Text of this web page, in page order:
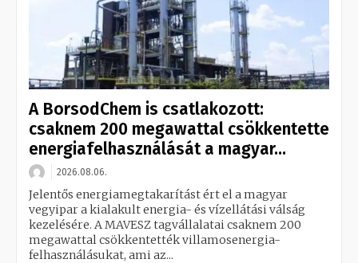
A BorsodChem is csatlakozott:
csaknem 200 megawattal csökkentette
energiafelhasználását a magyar...
2026.08.06.
Jelentős energiamegtakarítást ért el a magyar
vegyipar a kialakult energia- és vízellátási válság
kezelésére. A MAVESZ tagvállalatai csaknem 200
megawattal csökkentették villamosenergia-
felhasználásukat, ami az...